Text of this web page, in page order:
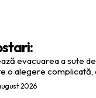
evacuarea a sute
o alegere complicată,
2026